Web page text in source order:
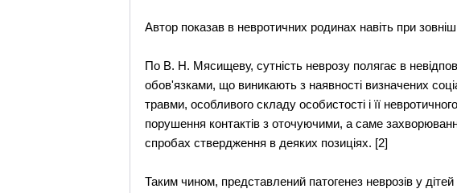
Автор показав в невротичних родинах навіть при
По В. Н. Мясищеву, сутність неврозу полягає в
обов'язками, що виникають з наявності визначених
травми, особливого складу особистості і її
порушення контактів з оточуючими, а саме
спробах ствердження в деяких позиціях. [2]
Таким чином, представлений патогенез неврозів у